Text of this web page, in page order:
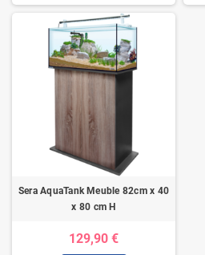
Sera AquaTank Meuble 82cm x 40
x 80 cm H
129,90 €